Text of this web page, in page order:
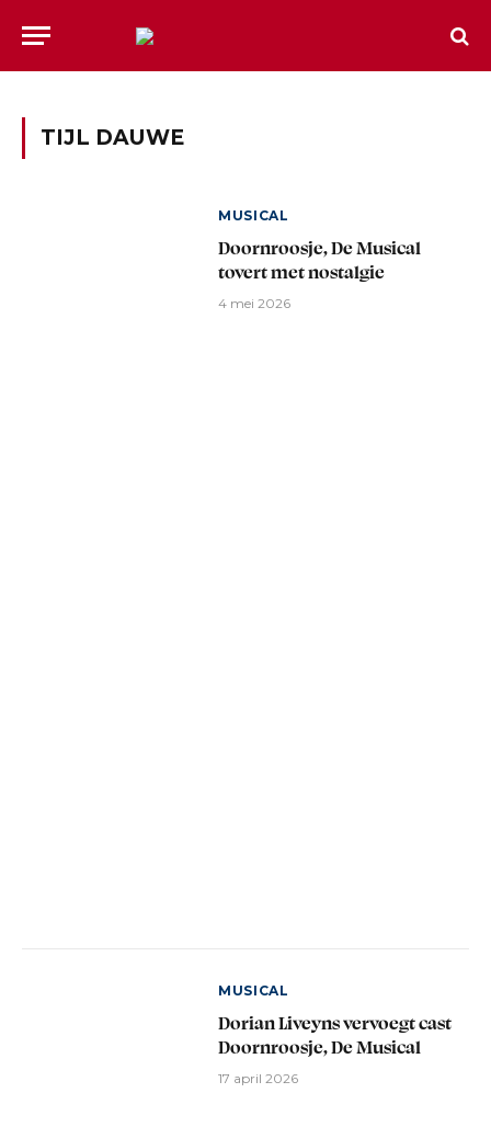
TIJL DAUWE
MUSICAL
Doornroosje, De Musical
tovert met nostalgie
4 mei 2026
MUSICAL
Dorian Liveyns vervoegt cast
Doornroosje, De Musical
17 april 2026